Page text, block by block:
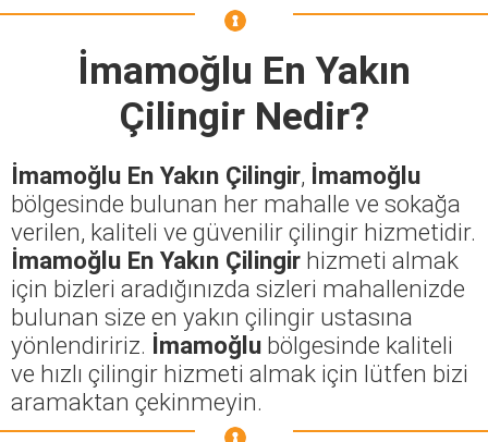
İmamoğlu En Yakın
ÇilingirNedir?
İmamoğlu En Yakın Çilingir, İmamoğlu
bölgesinde bulunan her mahalle ve sokağa
verilen, kaliteli ve güvenilir çilingir hizmetidir.
İmamoğlu En Yakın Çilingir hizmeti almak
için bizleri aradığınızda sizleri mahallenizde
bulunan size en yakın çilingir ustasına
yönlendiririz. İmamoğlu bölgesinde kaliteli
ve hızlı çilingir hizmeti almak için lütfen bizi
aramaktan çekinmeyin.